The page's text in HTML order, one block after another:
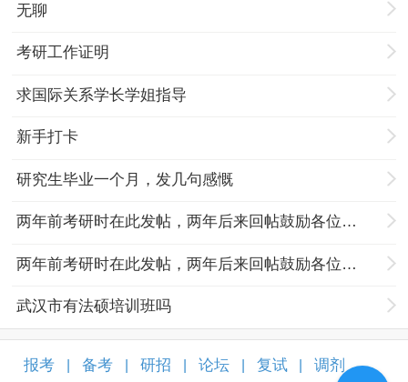
无聊
考研工作证明
求国际关系学长学姐指导
新手打卡
研究生毕业一个月，发几句感慨
两年前考研时在此发帖，两年后来回帖鼓励各位努力奋斗的孩子们
两年前考研时在此发帖，两年后来回帖鼓励各位努力奋斗的孩子们
武汉市有法硕培训班吗
报考 备考 研招 论坛 复试 调剂